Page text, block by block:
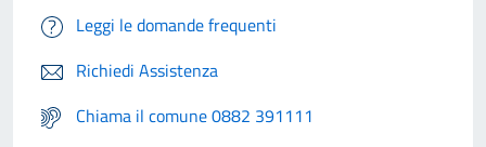
Leggi le domande frequenti
Richiedi Assistenza
Chiama il comune 0882 391111